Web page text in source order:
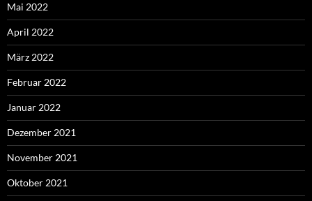
Mai 2022
April 2022
März 2022
Februar 2022
Januar 2022
Dezember 2021
November 2021
Oktober 2021